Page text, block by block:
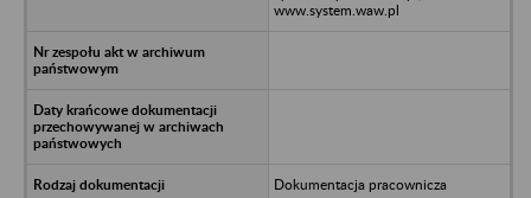
www.system.waw.pl
Dokumentacja pracownicza